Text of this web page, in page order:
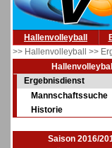
Hallenvolleyball
>> Hallenvolleyball >>
Hallenvolleyball
Ergebnisdienst
Mannschaftssuche
Historie
Saison 2016/